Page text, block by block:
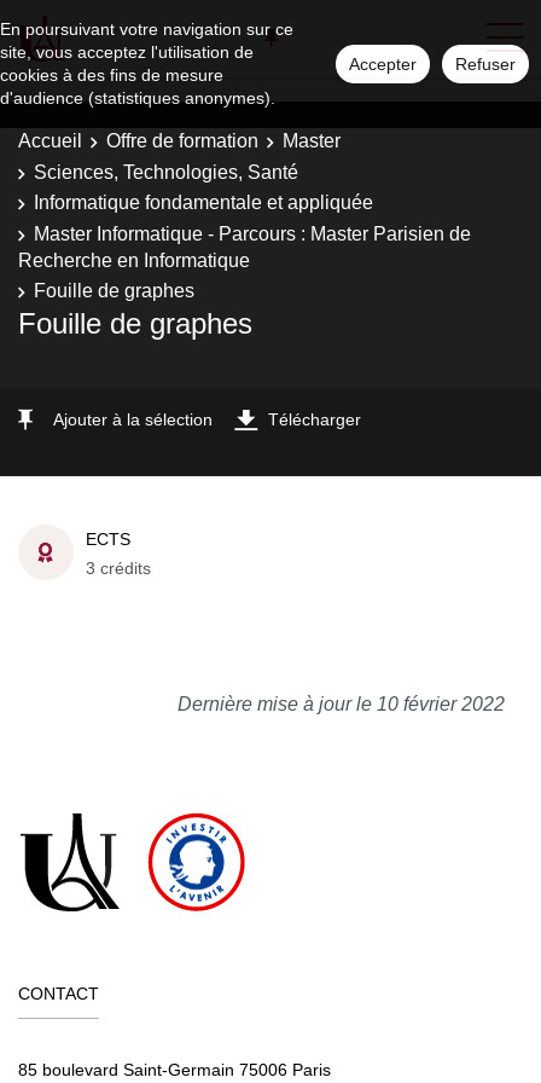
En poursuivant votre navigation sur ce
site, vous acceptez l'utilisation de
cookies à des fins de mesure
d'audience (statistiques anonymes).
Accepter Refuser
Accueil Offre de formation
Master
Sciences, Technologies, Santé
Informatique fondamentale et appliquée
Master Informatique - Parcours : Master Parisien de
Recherche en Informatique
Fouille de graphes
Fouille de graphes
Ajouter à la sélection Télécharger
ECTS
3 crédits
Dernière mise à jour le 10 février 2022
CONTACT
85 boulevard Saint-Germain 75006 Paris